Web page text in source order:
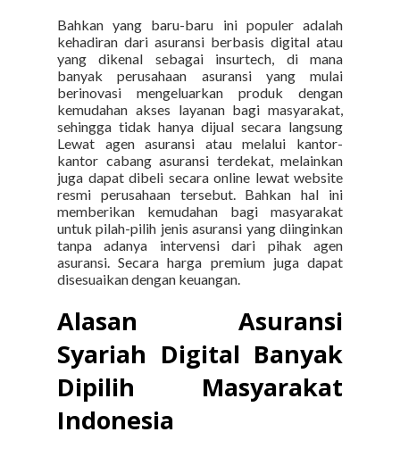
Bahkan yang baru-baru ini populer adalah
kehadiran dari asuransi berbasis digital atau
yang dikenal sebagai insurtech, di mana
banyak perusahaan asuransi yang mulai
berinovasi mengeluarkan produk dengan
kemudahan akses layanan bagi masyarakat,
sehingga tidak hanya dijual secara langsung
Lewat agen asuransi atau melalui kantor-
kantor cabang asuransi terdekat, melainkan
juga dapat dibeli secara online lewat website
resmi perusahaan tersebut. Bahkan hal ini
memberikan kemudahan bagi masyarakat
untuk pilah-pilih jenis asuransi yang diinginkan
tanpa adanya intervensi dari pihak agen
asuransi. Secara harga premium juga dapat
disesuaikan dengan keuangan.
Alasan Asuransi
Syariah Digital Banyak
Dipilih Masyarakat
Indonesia